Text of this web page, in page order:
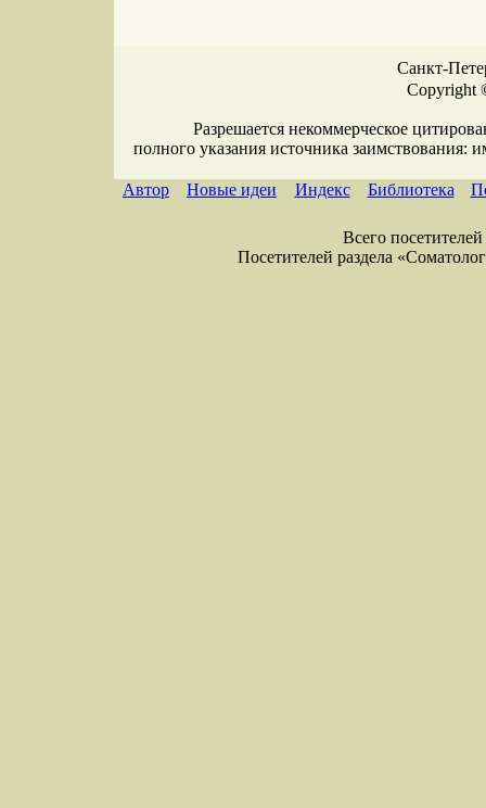
Санкт-
Copyright
Разрешается некоммерческое
полного указания источника заимствования:
Автор Новые идеи Индекс Библиотека
Всего
Посетителей раздела